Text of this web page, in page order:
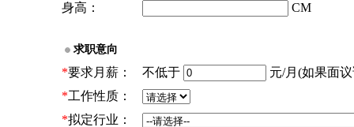
身高： CM
求职意向
*要求月薪： 不低于
元/月(如果面议
*工作性质：
*拟定行业：